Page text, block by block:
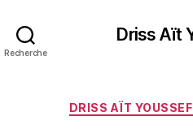
Recherche
Driss Aït
DRISS AÏT